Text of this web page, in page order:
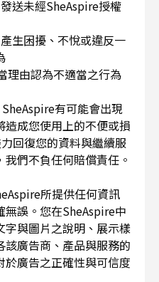
送未經SheAspire授權
生困擾、不悅或違反一
理由認為不適當之行為
有可能會出現
成您使用上的不便或損
回復您的資料與繼續服
們不負任何賠償責任。
所提供任何資訊
無誤。您在SheAspire中
與圖片之說明、展示樣
廣告商、產品與服務的
廣告之正確性與可信度